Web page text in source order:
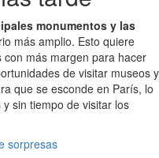
monumentos y las
más amplio. Esto quiere
más margen para hacer
de visitar museos y
que se esconde en París, lo
sin tiempo de visitar los
sorpresas